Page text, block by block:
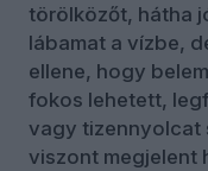
törölközőt, hátha
lábamat a vízbe,
ellene, hogy
fokos lehetett,
vagy tizennyolcat
viszont megjelent